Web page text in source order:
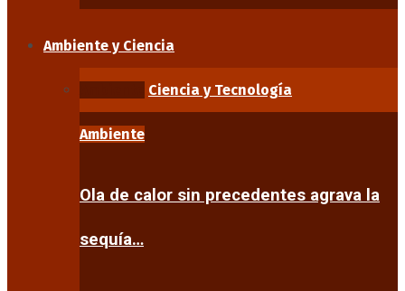
Ambiente y Ciencia
Ciencia y Tecnología
Ambiente
Ola de calor sin precedentes agrava la
sequía…